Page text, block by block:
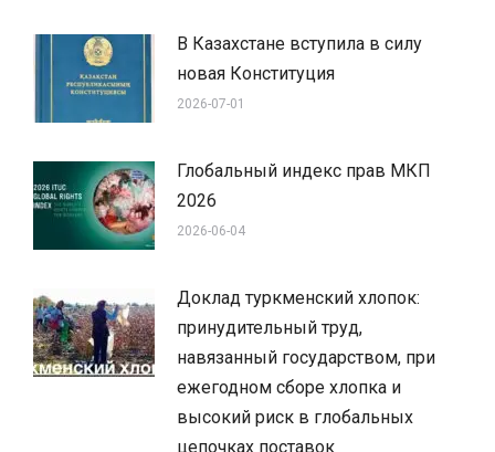
В Казахстане вступила в силу
новая Конституция
2026-07-01
Глобальный индекс прав МКП
2026
2026-06-04
Доклад туркменский хлопок:
принудительный труд,
навязанный государством, при
ежегодном сборе хлопка и
высокий риск в глобальных
цепочках поставок